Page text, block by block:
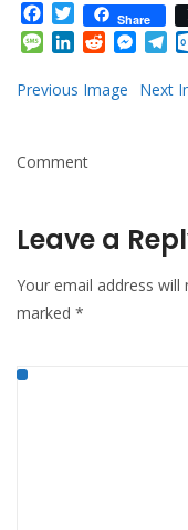
Facebook
TwitterShare
Message
LinkedInReddit
Previous Image Next
Comment
Leave a
Your email address will
marked *